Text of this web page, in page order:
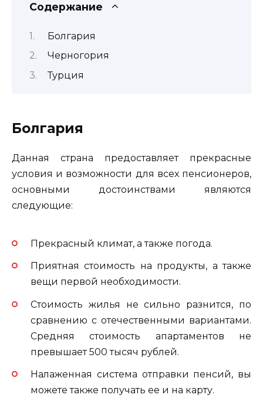
Содержание
Болгария
Черногория
Турция
Болгария
Данная страна предоставляет прекрасные
условия и возможности для всех пенсионеров,
основными достоинствами являются
следующие:
Прекрасный климат, а также погода.
Приятная стоимость на продукты, а также
вещи первой необходимости.
Стоимость жилья не сильно разнится, по
сравнению с отечественными вариантами.
Средняя стоимость апартаментов не
превышает 500 тысяч рублей.
Налаженная система отправки пенсий, вы
можете также получать ее и на карту.